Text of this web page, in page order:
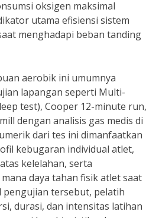
oksigen maksimal
utama efisiensi sistem
menghadapi beban tanding
aerobik ini umumnya
lapangan seperti Multi-
test), Cooper 12-minute run,
dengan analisis gas medis di
dari tes ini dimanfaatkan
kebugaran individual atlet,
kelelahan, serta
daya tahan fisik atlet saat
pengujian tersebut, pelatih
durasi, dan intensitas latihan